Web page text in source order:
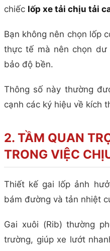
chiếc lốp xe tải chịu tải
Bạn không nên chọn lốp
thực tế mà nên chọn dư
bảo độ bền.
Thông số này thường
cạnh các ký hiệu về kích
2. TẦM QUAN
TRONG VIỆC
Thiết kế gai lốp ảnh
bám đường và tản nhiệt
Gai xuôi (Rib) thường
trường, giúp xe lướt